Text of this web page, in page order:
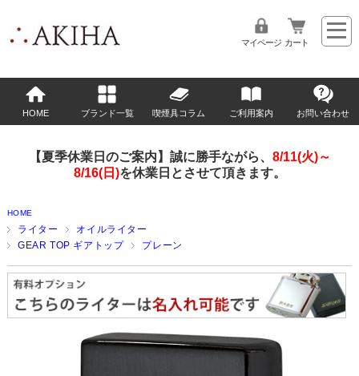
マイページ カート
HOME ブランド一覧 喫煙具コラム ご利用案内 お問い合わせ
【夏季休業日のご案内】誠に勝手ながら、 8/11(火)～
8/16(日)を休業日とさせて頂きます。
HOME
ライター
オイルライター
GEAR TOP ギアトップ
プレーン